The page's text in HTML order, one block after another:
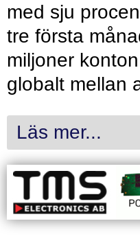
med sju
tre första
miljoner
globalt mellan
Läs mer...